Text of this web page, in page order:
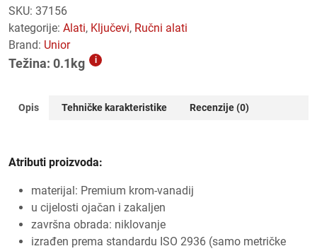
SKU: 37156
kategorije:
alati, ključevi,
ručni alati
Brand: Unior
Težina: 0.1kg i
Opis Tehničke karakteristike Recenzije (0)
Atributi proizvoda:
materijal: Premium krom-vanadij
u cijelosti ojačan i zakaljen
završna obrada: niklovanje
izrađen prema standardu ISO 2936 (samo metričke